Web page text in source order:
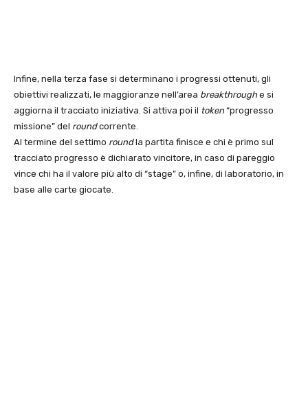
Infine, nella terza fase si determinano i progressi ottenuti, gli
obiettivi realizzati, le maggioranze nell’area breakthrough e si
aggiorna il tracciato iniziativa. Si attiva poi il token “progresso
missione” del roundcorrente.
Al termine del settimo roundla partita finisce e chi è primo sul
tracciato progresso è dichiarato vincitore, in caso di pareggio
vince chi ha il valore più alto di “stage” o, infine, di laboratorio, in
base alle carte giocate.